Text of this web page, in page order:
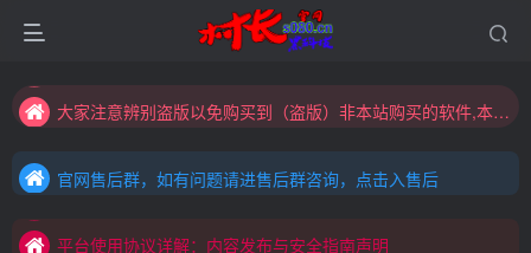
大家注意辨别盗版以免购买到（盗版）非本站购买的软件,本站概不负责!
官网售后群，如有问题请进售后群咨询，点击入售后
平台使用协议详解：内容发布与安全指南声明